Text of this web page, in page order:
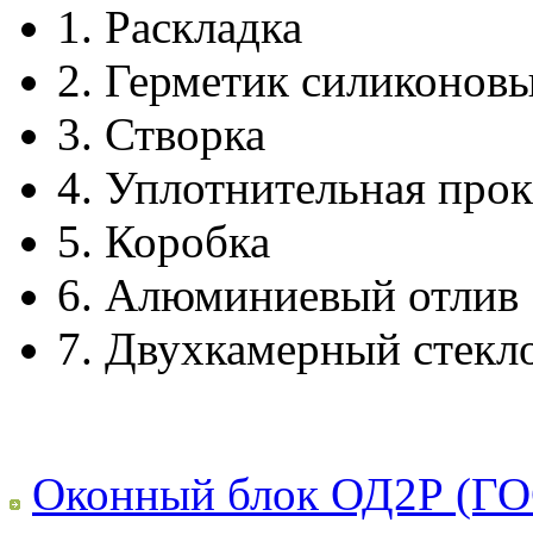
1. Раскладка
2. Герметик
3. Створка
4. Уплотнительная
5. Коробка
6. Алюминиевый отлив
7. Двухкамерный
Оконный блок ОД2Р